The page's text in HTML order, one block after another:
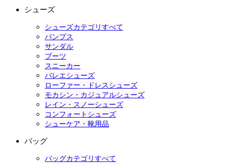
シューズ
シューズカテゴリすべて
パンプス
サンダル
ブーツ
スニーカー
バレエシューズ
ローファー・ドレスシューズ
モカシン・カジュアルシューズ
レイン・スノーシューズ
コンフォートシューズ
シューケア・靴用品
バッグ
バッグカテゴリすべて